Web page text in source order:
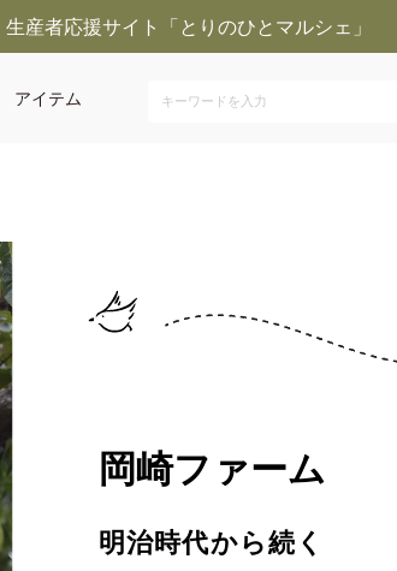
産者応援サイト「とりのひとマルシェ」
アイテム
岡崎ファーム
明治時代から続く